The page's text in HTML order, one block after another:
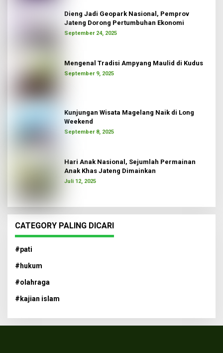
Dieng Jadi Geopark Nasional, Pemprov
Jateng Dorong Pertumbuhan Ekonomi
September 24, 2025
Mengenal Tradisi Ampyang Maulid di Kudus
September 9, 2025
Kunjungan Wisata Magelang Naik di Long
Weekend
September 8, 2025
Hari Anak Nasional, Sejumlah Permainan
Anak Khas Jateng Dimainkan
Juli 12, 2025
CATEGORY PALING DICARI
#pati
#hukum
#olahraga
#kajian islam